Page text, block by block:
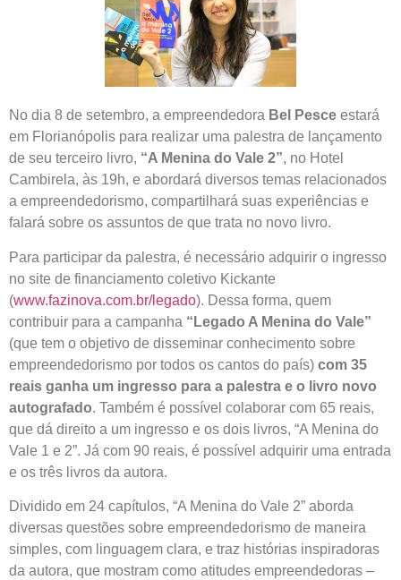
No dia 8 de setembro, a empreendedora Bel Pesce estará
em Florianópolis para realizar uma palestra de lançamento
de seu terceiro livro, “A Menina do Vale 2”, no Hotel
Cambirela, às 19h, e abordará diversos temas relacionados
a empreendedorismo, compartilhará suas experiências e
falará sobre os assuntos de que trata no novo livro.
Para participar da palestra, é necessário adquirir o ingresso
no site de financiamento coletivo Kickante
(www.fazinova.com.br/legado). Dessa forma, quem
contribuir para a campanha “Legado A Menina do Vale”
(que tem o objetivo de disseminar conhecimento sobre
empreendedorismo por todos os cantos do país) com 35
reais ganha um ingresso para a palestra e o livro novo
autografado. Também é possível colaborar com 65 reais,
que dá direito a um ingresso e os dois livros, “A Menina do
Vale 1 e 2”. Já com 90 reais, é possível adquirir uma entrada
e os três livros da autora.
Dividido em 24 capítulos, “A Menina do Vale 2” aborda
diversas questões sobre empreendedorismo de maneira
simples, com linguagem clara, e traz histórias inspiradoras
da autora, que mostram como atitudes empreendedoras –